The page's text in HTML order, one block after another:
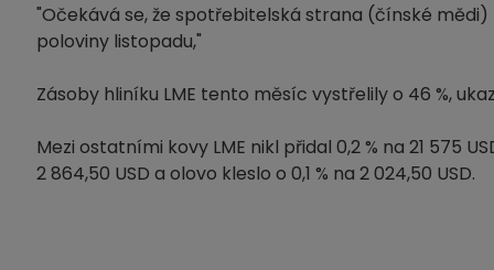
"Očekává se, že spotřebitelská strana (čínské
poloviny listopadu,"
Zásoby hliníku LME tento měsíc vystřelily o 46 %,
Mezi ostatními kovy LME nikl přidal 0,2 % na 21 575
2 864,50 USD a olovo kleslo o 0,1 % na 2 024,50 USD.